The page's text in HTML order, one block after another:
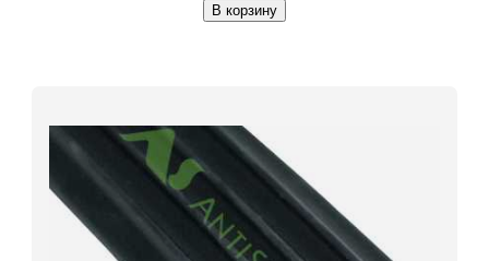
В корзину